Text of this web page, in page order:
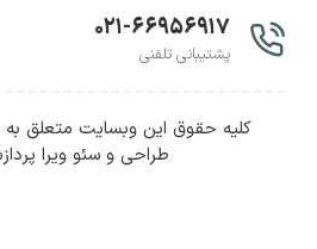
۰۲۱-۶۶۹۵۶۹۱۷
پشتیبانی تلفنی
کلیه حقوق این وبسایت متعلق به
طراحی و سئو ویرا